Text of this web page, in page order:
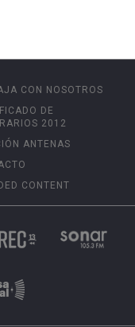
CON NOSOTROS
DE
2012
ANTENAS
CONTENT